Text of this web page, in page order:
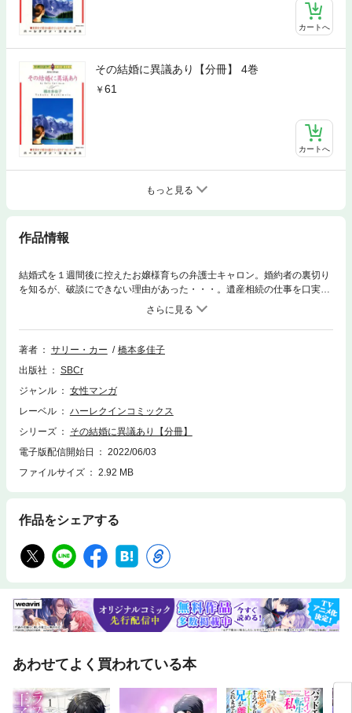
カートへ
その結婚に異議あり【分冊】 4巻
61
カートへ
もっと見る
作品情報
結婚式を１週間後に控えたお嬢様育ちの弁護士キャロン。婚約者の裏切り
を知るが、破談にできない理由があった・・・。遺産相続の仕事を口実に
訪れたカナダ。だが、キャロンは仕事相手のユーアンに興味を持ち始め
る。真実を探ろうとする深いブルーの瞳。・・・どうしよう。心の整理を
しに来たのに、恋心を抱くなんて！
著者
サリー・カー
橋本多佳子
出版社
SBCr
ジャンル
女性マンガ
レーベル
ハーレクインコミックス
シリーズ
その結婚に異議あり【分冊】
電子版配信開始日
2022/06/03
ファイルサイズ
2.92 MB
作品をシェアする
あわせてよく買われている本